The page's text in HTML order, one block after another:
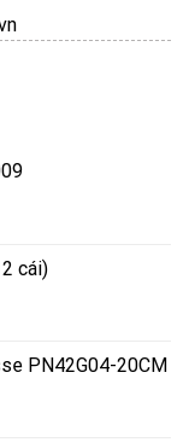
cái)
PN42G04-20CM